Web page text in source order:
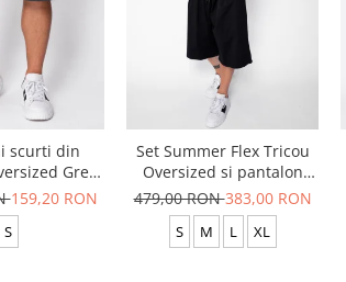
scurti din
Grey
159,20 RON
S
Set Summer Flex Tricou
Oversized si pantalon
scurt Baggy Black
479,00 RON383,00 RON
S M L XL